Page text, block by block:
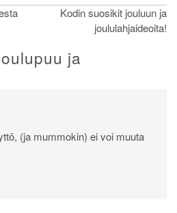
Kodin suosikit jouluun ja
joululahjaideoita!
ja
(ja mummokin) ei voi muuta